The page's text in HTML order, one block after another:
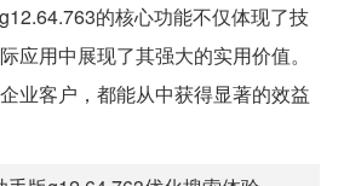
的核心功能不仅体现了技
应用中展现了其强大的实用价值。
业客户，都能从中获得显著的效益